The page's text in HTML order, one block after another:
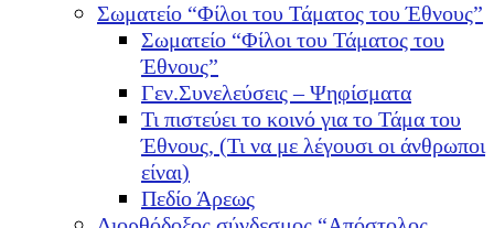
Σωματείο “Φίλοι του Τάματος του Έθνους”
Σωματείο “Φίλοι του Τάματος του
Έθνους”
Γεν.Συνελεύσεις – Ψηφίσματα
Τι πιστεύει το κοινό για το Τάμα του
Έθνους, (Τι να με λέγουσι οι άνθρωποι
είναι)
Πεδίο Άρεως